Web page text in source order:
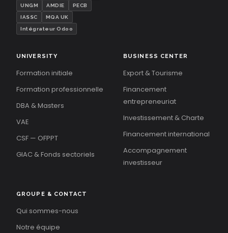
UNGM AMDIE PECB
IASSC MQA UK
Intégrateur Odoo
UNIVERSITY
Formation initiale
Formation professionnelle
DBA & Masters
VAE
CSF — OFPPT
GIAC & Fonds sectoriels
BUSINESS CENTER
Export & Tourisme
Financement
entrepreneuriat
Investissement & Charte
Financement international
Accompagnement
investisseur
GROUPE & CONTACT
Qui sommes-nous
Notre équipe